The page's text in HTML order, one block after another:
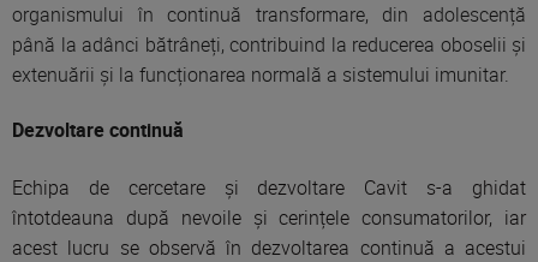
organismului în continuă transformare, din adolescență
până la adânci bătrâneți, contribuind la reducerea oboselii și
extenuării și la funcționarea normală a sistemului imunitar.
Dezvoltare continuă
Echipa de cercetare și dezvoltare Cavit s-a ghidat
întotdeauna după nevoile și cerințele consumatorilor, iar
acest lucru se observă în dezvoltarea continuă a acestui